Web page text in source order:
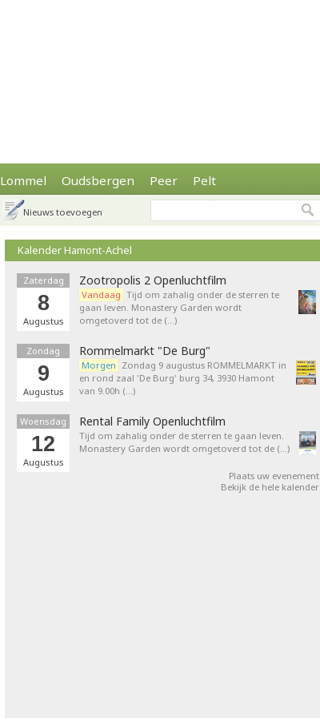
Lommel Oudsbergen Peer Pelt
Nieuws toevoegen
Kalender Hamont-Achel
Zaterdag
8
Augustus
Zootropolis 2 Openluchtfilm
Vandaag Tijd om zahalig onder de sterren te
gaan leven. Monastery Garden wordt
omgetoverd tot de (…)
Zondag
9
Augustus
Rommelmarkt "De Burg"
Morgen Zondag 9 augustus ROMMELMARKT in
en rond zaal 'De Burg' burg 34, 3930 Hamont
van 9.00h (…)
Woensdag
12
Augustus
Rental Family Openluchtfilm
Tijd om zahalig onder de sterren te gaan leven.
Monastery Garden wordt omgetoverd tot de (…)
Plaats uw evenement
Bekijk de hele kalender